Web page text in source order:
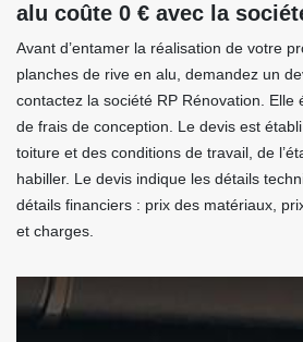
alu coûte 0 € avec la
Avant d’entamer la réalisation de votre
planches de rive en alu, demandez un
contactez la société RP Rénovation. Elle
de frais de conception. Le devis est
toiture et des conditions de travail, de
habiller. Le devis indique les détails
détails financiers : prix des matériaux,
et charges.